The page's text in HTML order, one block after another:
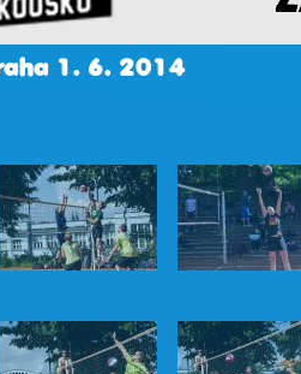
1. 6. 2014